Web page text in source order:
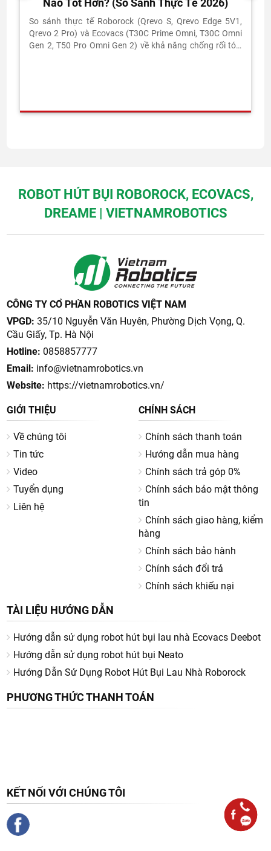
Nào Tốt Hơn? (So Sánh Thực Tế 2026)
So sánh thực tế Roborock (Qrevo S, Qrevo Edge 5V1,
Qrevo 2 Pro) và Ecovacs (T30C Prime Omni, T30C Omni
Gen 2, T50 Pro Omni Gen 2) về khả năng chống rối tóc,
ROBOT HÚT BỤI ROBOROCK, ECOVACS,
DREAME | VIETNAMROBOTICS
CÔNG TY CỔ PHẦN ROBOTICS VIỆT NAM
VPGD: 35/10 Nguyễn Văn Huyên, Phường Dịch Vọng, Q.
Cầu Giấy, Tp. Hà Nội
Hotline: 0858857777
Email: info@vietnamrobotics.vn
Website: https://vietnamrobotics.vn/
GIỚI THIỆU
Về chúng tôi
Tin tức
Video
Tuyển dụng
Liên hệ
CHÍNH SÁCH
Chính sách thanh toán
Hướng dẫn mua hàng
Chính sách trả góp 0%
Chính sách bảo mật thông
tin
Chính sách giao hàng, kiểm
hàng
Chính sách bảo hành
Chính sách đổi trả
Chính sách khiếu nại
TÀI LIỆU HƯỚNG DẪN
Hướng dẫn sử dụng robot hút bụi lau nhà Ecovacs Deebot
Hướng dẫn sử dụng robot hút bụi Neato
Hướng Dẫn Sử Dụng Robot Hút Bụi Lau Nhà Roborock
PHƯƠNG THỨC THANH TOÁN
KẾT NỐI VỚI CHÚNG TÔI